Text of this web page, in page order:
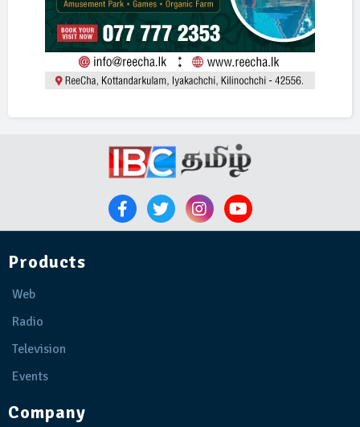
Products
Web
Radio
Television
Events
Company